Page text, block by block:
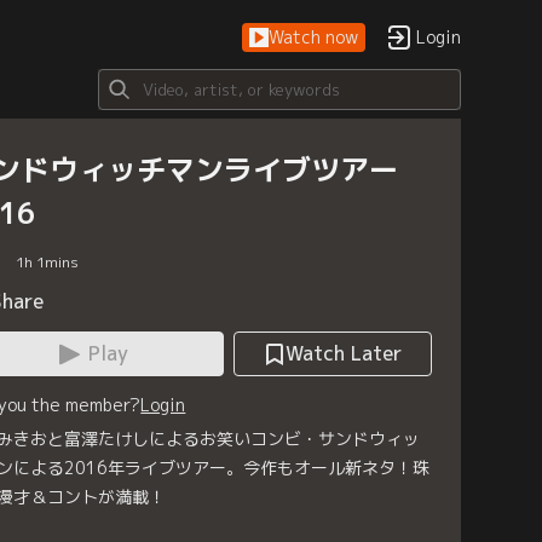
Watch now Login
ドウィッチマンライブツアー
1h 1mins
Play
Watch Later
the member?Login
きおと富澤たけしによるお笑いコンビ・サンドウィッ
による2016年ライブツアー。今作もオール新ネタ！珠
才＆コントが満載！